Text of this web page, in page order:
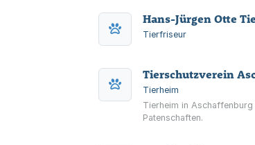
Hans-Jürgen Otte
Tierfriseur
Tierschutzverein
Tierheim
Tierheim in
Patenschaften.